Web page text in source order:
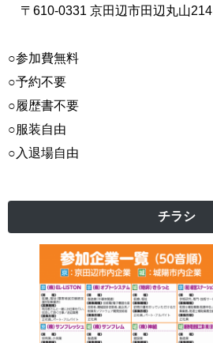
〒610-0331 京田辺市田辺丸山214
○参加費無料
○予約不要
○履歴書不要
○服装自由
○入退場自由
チラシ